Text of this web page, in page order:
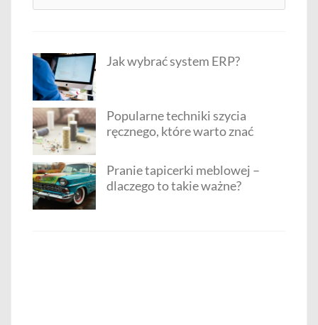
Jak wybrać system ERP?
Popularne techniki szycia
ręcznego, które warto znać
Pranie tapicerki meblowej –
dlaczego to takie ważne?